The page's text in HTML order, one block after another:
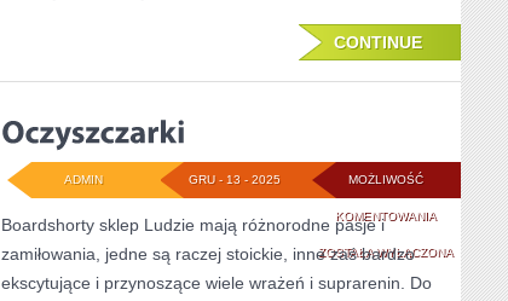
CONTINUE
MOŻLIWOŚĆ
KOMENTOWANIA
ZOSTAŁA WYŁĄCZONA
GRU - 13 - 2025
ADMIN
Boardshorty sklep Ludzie mają różnorodne pasje i
zamiłowania, jedne są raczej stoickie, inne zaś bardzo
ekscytujące i przynoszące wiele wrażeń i suprarenin. Do